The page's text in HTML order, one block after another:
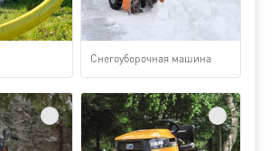
Снегоуборочная машина